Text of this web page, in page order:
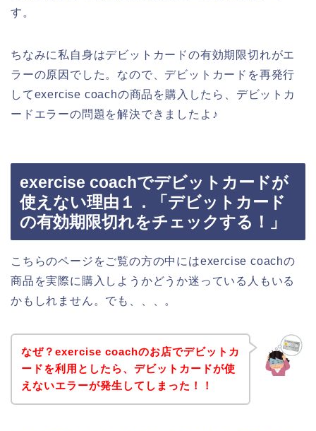
す。
ちなみに私自身はデビットカードの有効期限切れがエ
ラーの原因でした。なので、デビットカードを再発行
してexercise coachの商品を購入したら、デビットカ
ードエラーの問題を解決できましたよ♪
exercise coachでデビットカードが
使えない理由１．「デビットカード
の有効期限切れをチェックする！」
こちらのページをご覧の方の中にはexercise coachの
商品を実際に購入しようかどうか迷っている人もいる
かもしれません。でも、、、。
なぜ？exercise coachのお店でデビットカ
ードを利用としたら、デビットカードが使
えないエラーが発生してしまった！！